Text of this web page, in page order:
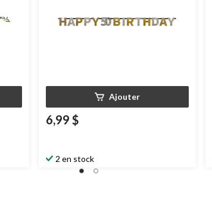
Ajouter
6,99 $
2 en stock